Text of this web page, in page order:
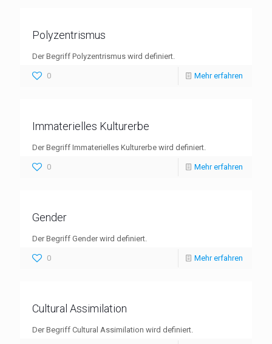
Polyzentrismus
Der Begriff Polyzentrismus wird definiert.
0 Mehr erfahren
Immaterielles Kulturerbe
Der Begriff Immaterielles Kulturerbe wird definiert.
0 Mehr erfahren
Gender
Der Begriff Gender wird definiert.
0 Mehr erfahren
Cultural Assimilation
Der Begriff Cultural Assimilation wird definiert.